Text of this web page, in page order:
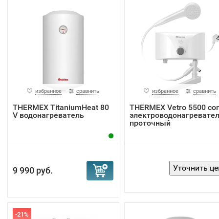
Греющий элемент из нержавеющей стали - самый
надежный. Этот материал обеспечивает
защиту коррозии без частой замены магниевого
менее устойчив к коррозии, поэтому требует более
частой замены Mg анода.
теряет защитные свойства.
избранное сравнить
THERMEX TitaniumHeat 80
V водонагреватель
9 990 руб.
избранное сравнить
THERMEX Vetro 5500
проточный
-21%